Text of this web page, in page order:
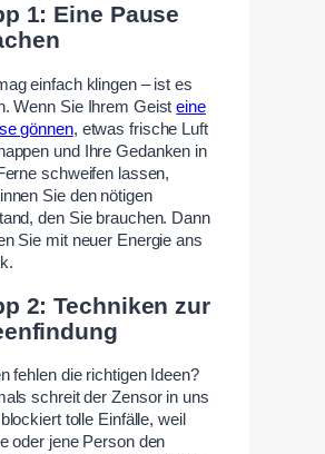
1: Eine Pause
einfach klingen – ist es
Wenn Sie Ihrem Geisteine
gönnen, etwas frische Luft
und Ihre Gedanken in
schweifen lassen,
Sie den nötigen
den Sie brauchen. Dann
Sie mit neuer Energie ans
2: Techniken zur
fehlen die richtigen Ideen?
schreit der Zensor in uns
tolle Einfälle, weil
oder jene Person den